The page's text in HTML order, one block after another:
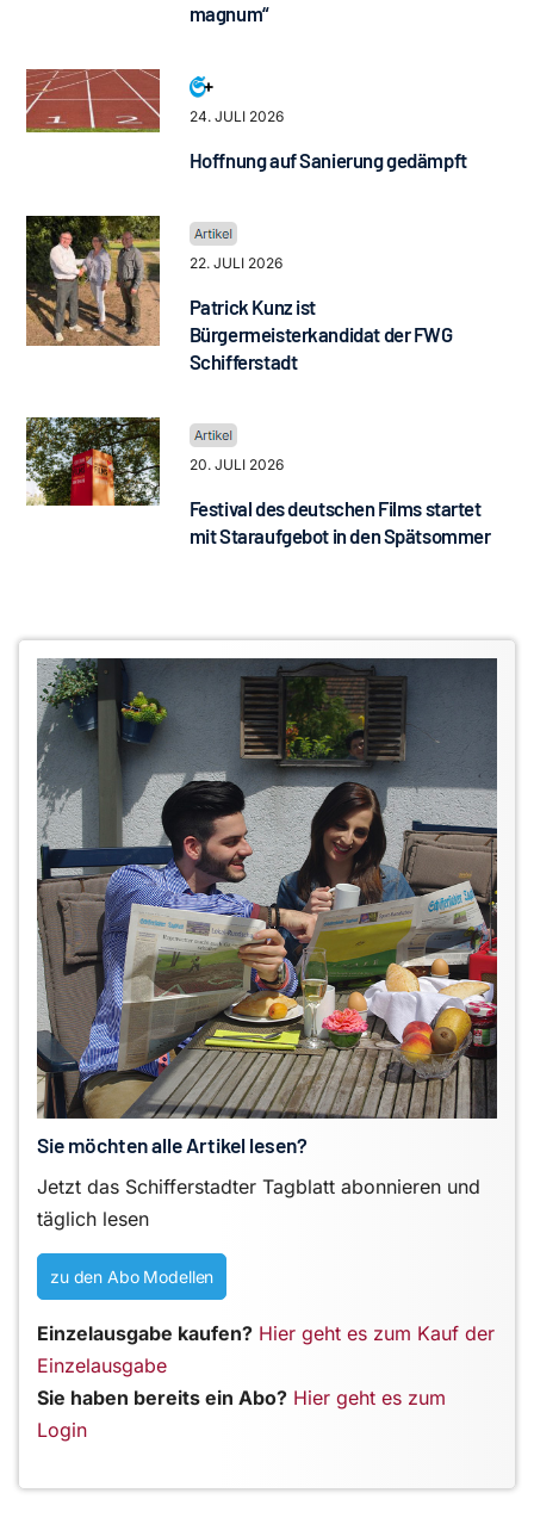
magnum“
24. JULI 2026
Hoffnung auf Sanierung gedämpft
22. JULI 2026
Patrick Kunz ist
Bürgermeisterkandidat der FWG
Schifferstadt
20. JULI 2026
Festival des deutschen Films startet
mit Staraufgebot in den Spätsommer
Sie möchten alle Artikel lesen?
Jetzt das Schifferstadter Tagblatt abonnieren und
täglich lesen
zu den Abo Modellen
Einzelausgabe kaufen? Hier geht es zum Kauf der
Einzelausgabe
Sie haben bereits ein Abo? Hier geht es zum
Login